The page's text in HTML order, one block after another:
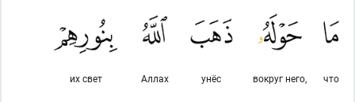
что
вокруг него,
унёс
Аллах
их свет